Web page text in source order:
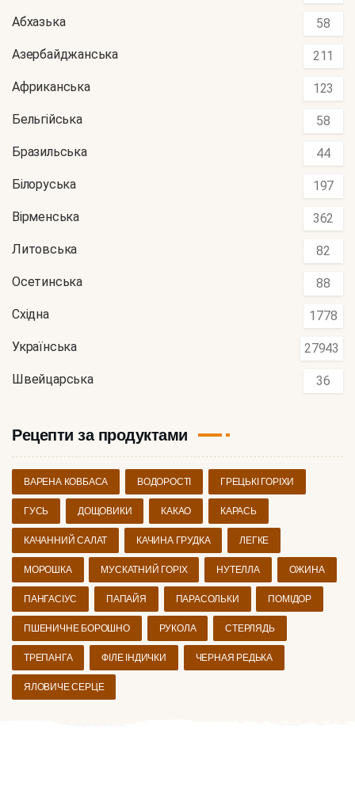
Абхазька 58
Азербайджанська 211
Африканська 123
Бельгійська 58
Бразильська 44
Білоруська 197
Вірменська 362
Литовська 82
Осетинська 88
Східна 1778
Українська 27943
Швейцарська 36
Рецепти за продуктами
ВАРЕНА КОВБАСА ВОДОРОСТІ ГРЕЦЬКІ ГОРІХИ
ГУСЬ ДОЩОВИКИ КАКАО КАРАСЬ
КАЧАННИЙ САЛАТ КАЧИНА ГРУДКА ЛЕГКЕ
МОРОШКА МУСКАТНИЙ ГОРІХ НУТЕЛЛА ОЖИНА
ПАНГАСІУС ПАПАЙЯ ПАРАСОЛЬКИ ПОМІДОР
ПШЕНИЧНЕ БОРОШНО РУКОЛА СТЕРЛЯДЬ
ТРЕПАНГА ФІЛЕ ІНДИЧКИ ЧЕРНАЯ РЕДЬКА
ЯЛОВИЧЕ СЕРЦЕ